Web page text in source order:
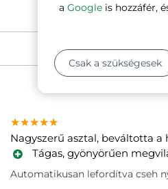
★★★★★
★★★★★
★★★★★
Nagyszerű asztal, beváltotta
Tágas, gyönyörűen
Automatikusan lefordítva cseh
a Googleis hozzáfér,
Csak a szükségesek